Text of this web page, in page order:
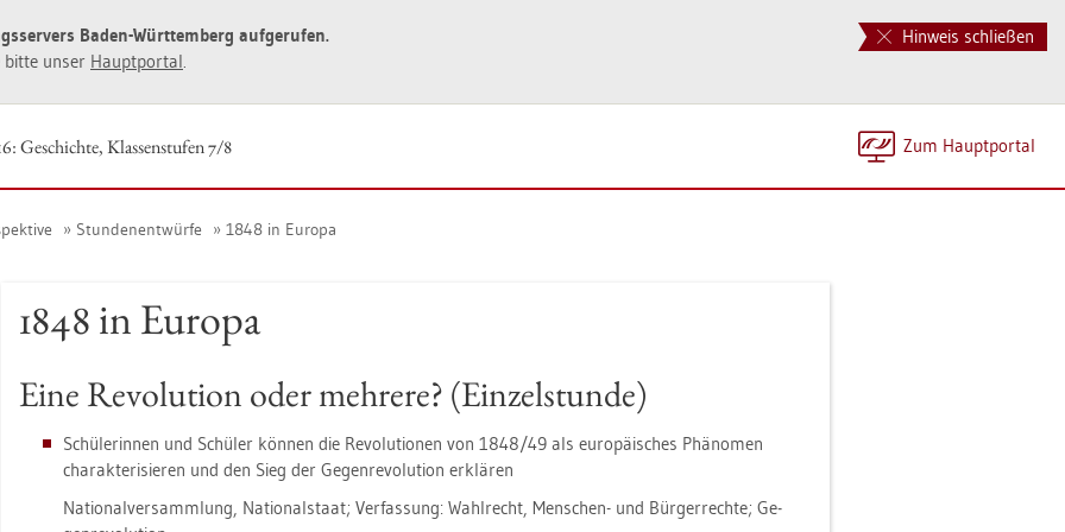
Hinweis schließen
Baden-Würt­tem­berg auf­ge­ru­fen.
bitte unser Haupt­por­tal.
Zum Haupt­por­tal
Ge­schich­te, Klas­sen­stu­fen 7/8
Stun­den­ent­wür­fe 1848 in Eu­ro­pa
1848 in Eu­ro­pa
Eine Re­vo­lu­ti­on oder meh­re­re? (Ein­zel­stun­de)
Schü­le­rin­nen und Schü­ler kön­nen die Re­vo­lu­tio­nen von 1848/49 als eu­ro­päi­sches Phä­no­men
cha­rak­te­ri­sie­ren und den Sieg der Ge­gen­re­vo­lu­ti­on er­klä­ren
Na­tio­nal­ver­samm­lung, Na­tio­nal­staat; Ver­fas­sung: Wahl­recht, Men­schen- und Bür­ger­rech­te; Ge­